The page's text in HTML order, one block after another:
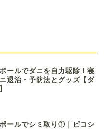
ールでダニを自力駆除！寝
退治・予防法とグッズ【ダ
ールでシミ取り①｜ピコシ